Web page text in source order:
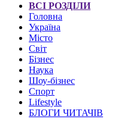
ВСІ РОЗДІЛИ
Головна
Україна
Місто
Світ
Бізнес
Наука
Шоу-бізнес
Спорт
Lifestyle
БЛОГИ ЧИТАЧІВ